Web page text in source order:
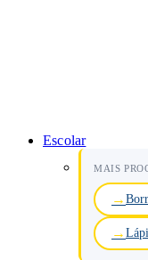
Escolar
MAIS